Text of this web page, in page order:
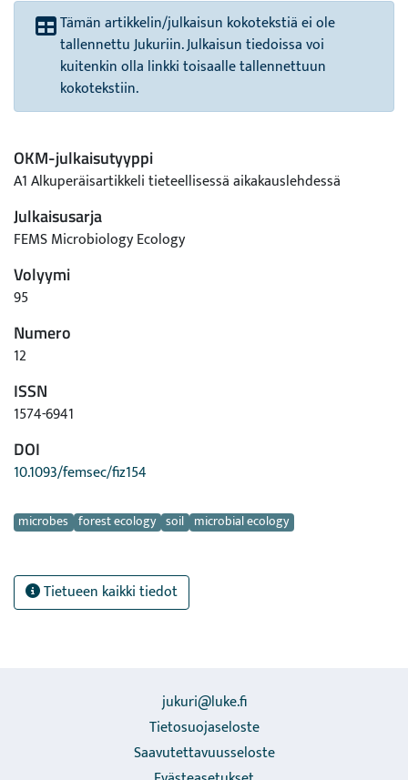
Tämän artikkelin/julkaisun kokotekstiä ei ole
tallennettu Jukuriin. Julkaisun tiedoissa voi
kuitenkin olla linkki toisaalle tallennettuun
kokotekstiin.
OKM-julkaisutyyppi
A1 Alkuperäisartikkeli tieteellisessä aikakauslehdessä
Julkaisusarja
FEMS Microbiology Ecology
Volyymi
95
Numero
12
ISSN
1574-6941
DOI
10.1093/femsec/fiz154
Avainsanat
microbes forest ecology soil microbial ecology
Tietueen kaikki tiedot
jukuri@luke.fi
Tietosuojaseloste
Saavutettavuusseloste